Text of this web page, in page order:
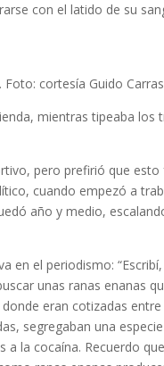
con el latido de su
cortesía Guido
mientras tipeaba los
pero prefirió que
cuando empezó a
año y medio,
en el periodismo:
unas ranas enanas
eran cotizadas
segregaban una
la cocaína. Recuerdo